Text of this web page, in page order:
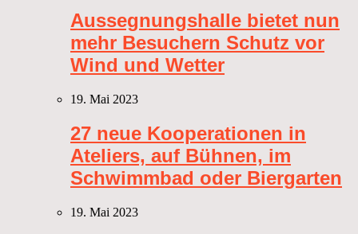
Aussegnungshalle bietet nun
mehr Besuchern Schutz vor
Wind und Wetter
19. Mai 2023
27 neue Kooperationen in
Ateliers, auf Bühnen, im
Schwimmbad oder Biergarten
19. Mai 2023